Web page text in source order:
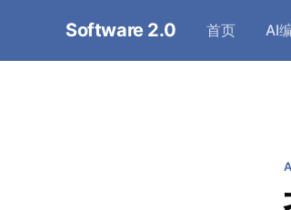
Software 2.0 首页 AI